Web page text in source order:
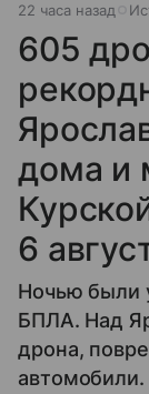
22 часа назад
605
дома и
6
Ночью были
БПЛА. Над
дрона,